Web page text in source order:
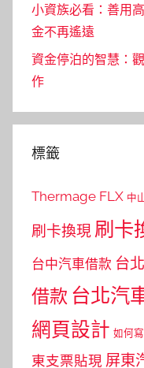
小資族必看：善用
金不再遙遠
資金停泊的智慧：
作
標籤
Thermage FLX 中
刷卡換現 刷卡
台中汽車借款 台
借款 台北汽
網頁設計 如何
東支票貼現 屏東